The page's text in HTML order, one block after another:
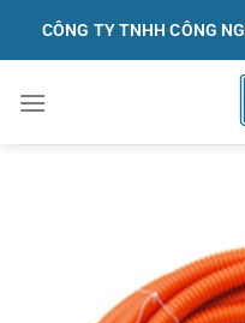
CÔNG TY TNHH CÔNG